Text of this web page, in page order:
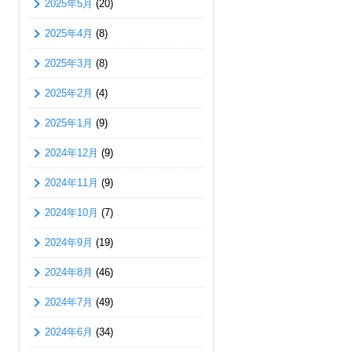
2025年5月 (20)
2025年4月 (8)
2025年3月 (8)
2025年2月 (4)
2025年1月 (9)
2024年12月 (9)
2024年11月 (9)
2024年10月 (7)
2024年9月 (19)
2024年8月 (46)
2024年7月 (49)
2024年6月 (34)